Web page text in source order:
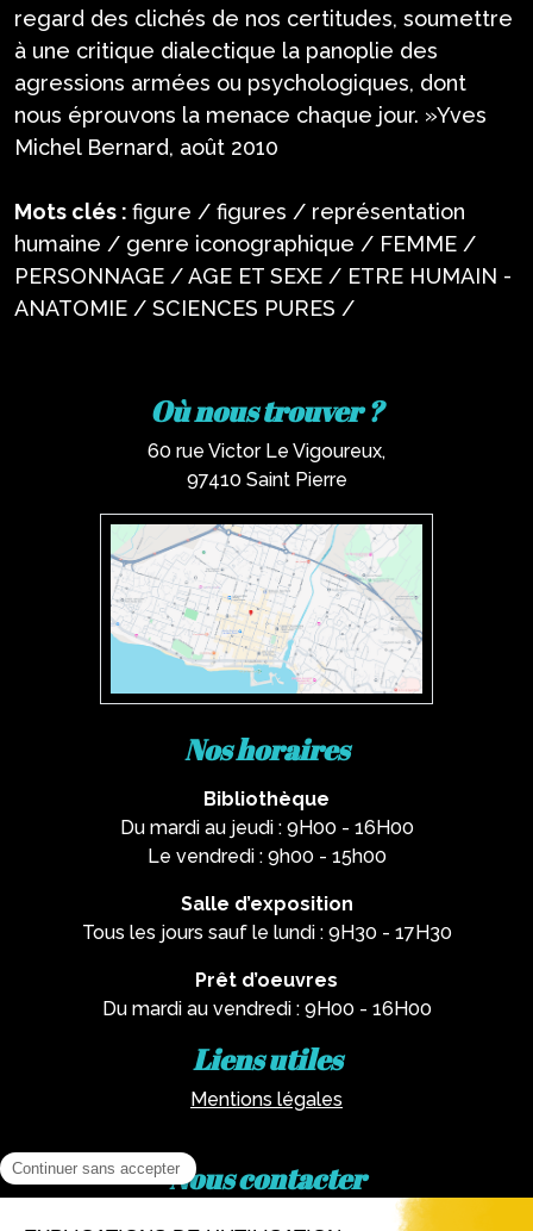
regard des clichés de nos certitudes, soumettre
à une critique dialectique la panoplie des
agressions armées ou psychologiques, dont
nous éprouvons la menace chaque jour. »Yves
Michel Bernard, août 2010
Mots clés : figure / figures / représentation
humaine / genre iconographique / FEMME /
PERSONNAGE / AGE ET SEXE / ETRE HUMAIN -
ANATOMIE / SCIENCES PURES /
Où nous trouver ?
60 rue Victor Le Vigoureux,
97410 Saint Pierre
Nos horaires
Bibliothèque
Du mardi au jeudi : 9H00 - 16H00
Le vendredi : 9h00 - 15h00
Salle d’exposition
Tous les jours sauf le lundi : 9H30 - 17H30
Prêt d’oeuvres
Du mardi au vendredi : 9H00 - 16H00
Liens utiles
Mentions légales
Nous contacter
02 62 81 77 60